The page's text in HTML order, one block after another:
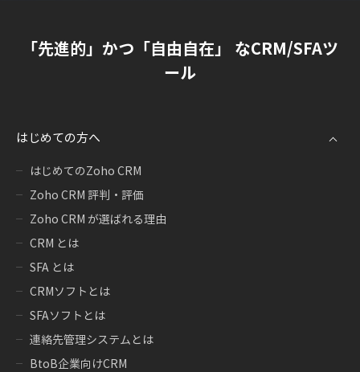
「先進的」かつ「自由自在」 なCRM/SFAツ
ール
はじめての方へ
はじめてのZoho CRM
Zoho CRM 評判・評価
Zoho CRM が選ばれる理由
CRM とは
SFA とは
CRMソフトとは
SFAソフトとは
連絡先管理システムとは
BtoB企業向けCRM